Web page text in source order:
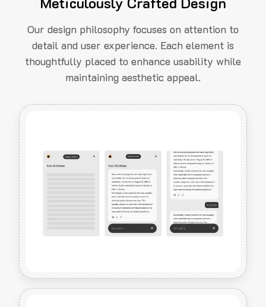
Our design philosophy focuses on attention to
detail and user experience. Each element is
thoughtfully placed to enhance usability while
maintaining aesthetic appeal.